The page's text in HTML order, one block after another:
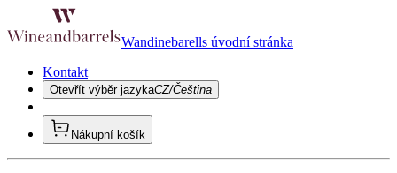
Wandinebarells úvodní stránka
Kontakt
Otevřít výběr jazykaCZ/Čeština
Nákupní košík